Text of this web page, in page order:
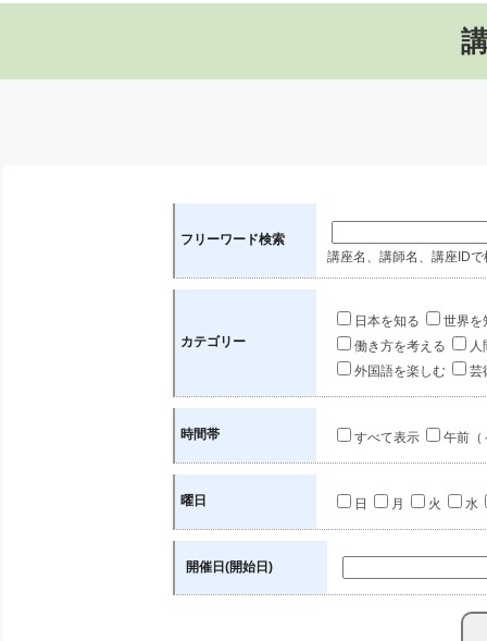
フリーワード検索
講座名、講師名、講座IDで
カテゴリー
日本を知る
世界を
働き方を考える
人
外国語を楽しむ
芸
時間帯 すべて表示 午前（
曜日 日 月 火 水
開催日(開始日)